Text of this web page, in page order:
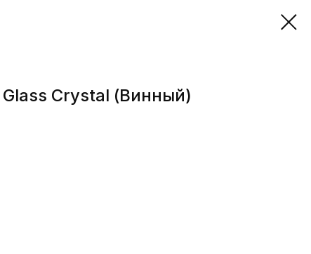
Crystal (Винный)